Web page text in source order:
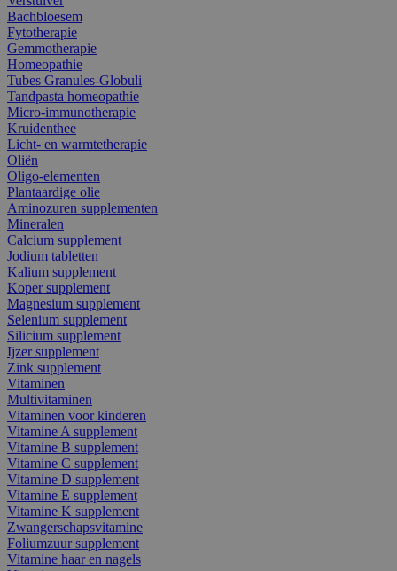
Bachbloesem
Fytotherapie
Gemmotherapie
Homeopathie
Tubes Granules-Globuli
Tandpasta homeopathie
Micro-immunotherapie
Kruidenthee
Licht- en warmtetherapie
Oliën
Oligo-elementen
Plantaardige olie
Aminozuren supplementen
Mineralen
Calcium supplement
Jodium tabletten
Kalium supplement
Koper supplement
Magnesium supplement
Selenium supplement
Silicium supplement
Ijzer supplement
Zink supplement
Vitaminen
Multivitaminen
Vitaminen voor kinderen
Vitamine A supplement
Vitamine B supplement
Vitamine C supplement
Vitamine D supplement
Vitamine E supplement
Vitamine K supplement
Zwangerschapsvitamine
Foliumzuur supplement
Vitamine haar en nagels